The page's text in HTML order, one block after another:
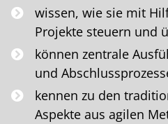
wissen, wie sie mit
Projekte steuern und
können zentrale
und
kennen zu den
Aspekte aus agilen